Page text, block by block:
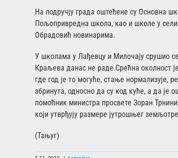
На подручју града оштећене су Основна
Пољопривредна школа, као и школе у
Обрадовић новинарима.
У школама у Лађевцу и Милочају срушио
Краљева данас не раде.Срећна околност
где год је то могуће, стање нормализује,
збринута, односно да су код куће, а да је
помоћник министра просвете Зоран
који утврђују размере јутрошњег
(Тањуг)